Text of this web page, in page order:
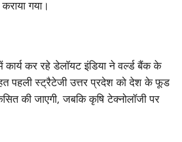
गया।
कर रहे डेलॉयट इंडिया ने वर्ल्ड बैंक के
पहली स्ट्रैटेजी उत्तर प्रदेश को देश के फूड
की जाएगी, जबकि कृषि टेक्नोलॉजी पर